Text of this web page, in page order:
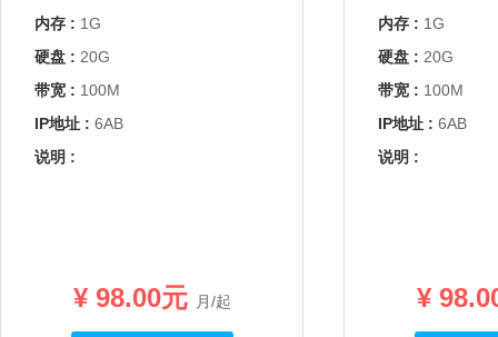
内存 : 1G
硬盘 : 20G
带宽 : 100M
IP地址 : 6AB
说明 :
¥ 98.00元 月/起
内存 : 1G
硬盘 : 20G
带宽 : 100M
IP地址 : 6AB
说明 :
¥